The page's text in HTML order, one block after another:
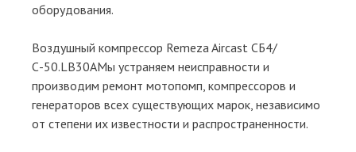
оборудования.
Воздушный компрессор Remeza Aircast СБ4/
С-50.LB30АМы устраняем неисправности и
производим ремонт мотопомп, компрессоров и
генераторов всех существующих марок, независимо
от степени их известности и распространенности.